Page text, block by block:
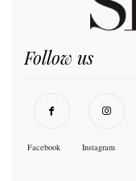
Follow us
Facebook Instagram